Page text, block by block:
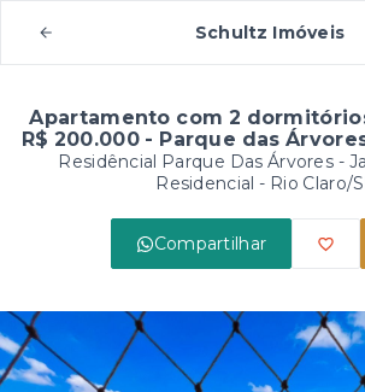
Schultz Imóveis
Apartamento com 2
R$ 200.000 - Parque das
Residêncial Parque Das Árvores -
Residencial - Rio Claro/
Compartilhar